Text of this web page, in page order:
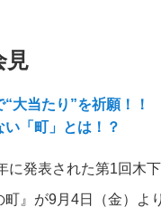
見
大当たり”を祈願！！
「町」とは！？
に発表された第1回木
』が9月4日（金）よ